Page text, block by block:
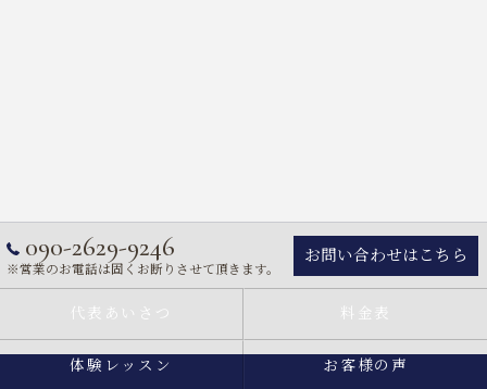
090-2629-9246
※営業のお電話は固くお断りさせて頂きます。
お問い合わせはこちら
代表あいさつ 料金表
体験レッスン お客様の声